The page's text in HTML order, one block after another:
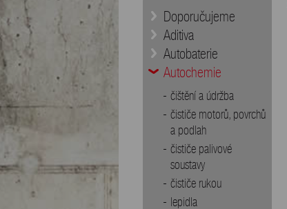
Doporučujeme
Aditiva
Autobaterie
Autochemie
čištění a údržba
čističe motorů, povrchů
a podlah
čističe palivové
soustavy
čističe rukou
lepidla